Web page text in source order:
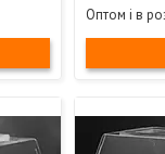
Оптом і в